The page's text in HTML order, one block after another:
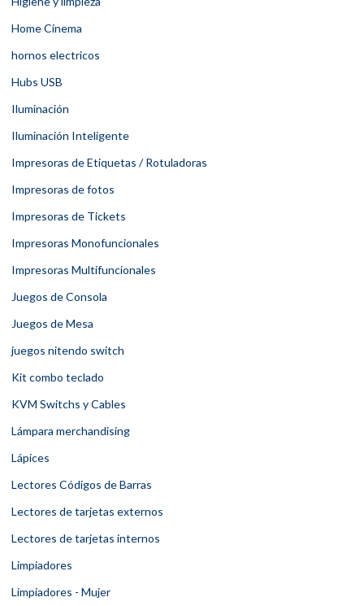
Home Cinema
hornos electricos
Hubs USB
Iluminación
Iluminación Inteligente
Impresoras de Etiquetas / Rotuladoras
Impresoras de fotos
Impresoras de Tickets
Impresoras Monofuncionales
Impresoras Multifuncionales
Juegos de Consola
Juegos de Mesa
juegos nitendo switch
Kit combo teclado
KVM Switchs y Cables
Lámpara merchandising
Lápices
Lectores Códigos de Barras
Lectores de tarjetas externos
Lectores de tarjetas internos
Limpiadores
Limpiadores - Mujer